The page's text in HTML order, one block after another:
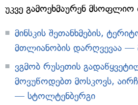
უკვე გამოეხმაურენ
მინსკის შეთანხმების,
მთლიანობის დარღვევაა —
ვგმობ რუსეთის
მოვუწოდებთ მოსკოვს,
— სტოლტენბერგი